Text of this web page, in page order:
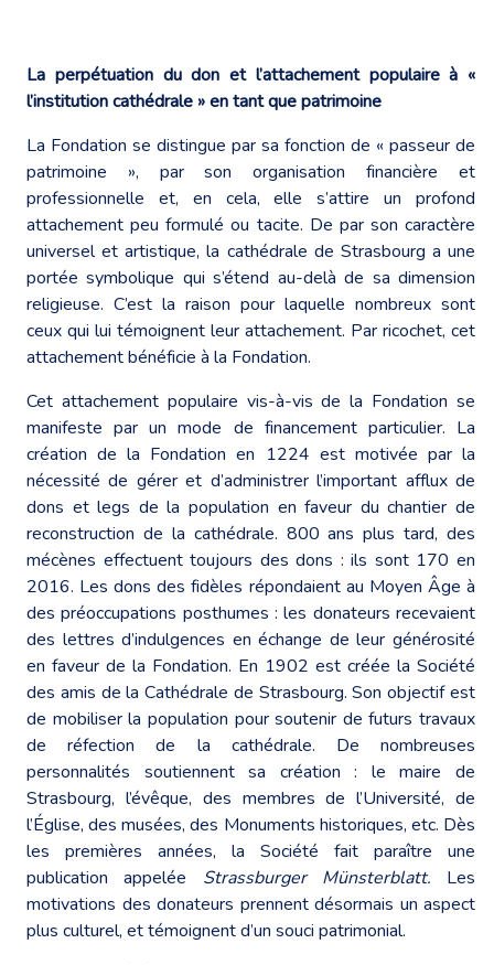
La perpétuation du don et l’attachement populaire à «
l’institution cathédrale » en tant que patrimoine
La Fondation se distingue par sa fonction de « passeur de
patrimoine », par son organisation financière et
professionnelle et, en cela, elle s’attire un profond
attachement peu formulé ou tacite. De par son caractère
universel et artistique, la cathédrale de Strasbourg a une
portée symbolique qui s’étend au-delà de sa dimension
religieuse. C’est la raison pour laquelle nombreux sont
ceux qui lui témoignent leur attachement. Par ricochet, cet
attachement bénéficie à la Fondation.
Cet attachement populaire vis-à-vis de la Fondation se
manifeste par un mode de financement particulier. La
création de la Fondation en 1224 est motivée par la
nécessité de gérer et d’administrer l’important afflux de
dons et legs de la population en faveur du chantier de
reconstruction de la cathédrale. 800 ans plus tard, des
mécènes effectuent toujours des dons : ils sont 170 en
2016. Les dons des fidèles répondaient au Moyen Âge à
des préoccupations posthumes : les donateurs recevaient
des lettres d’indulgences en échange de leur générosité
en faveur de la Fondation. En 1902 est créée la Société
des amis de la Cathédrale de Strasbourg. Son objectif est
de mobiliser la population pour soutenir de futurs travaux
de réfection de la cathédrale. De nombreuses
personnalités soutiennent sa création : le maire de
Strasbourg, l’évêque, des membres de l’Université, de
l’Église, des musées, des Monuments historiques, etc. Dès
les premières années, la Société fait paraître une
publication appelée Strassburger Münsterblatt. Les
motivations des donateurs prennent désormais un aspect
plus culturel, et témoignent d’un souci patrimonial.